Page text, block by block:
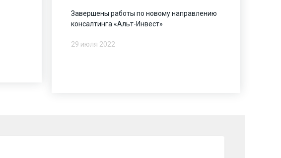
Завершены работы по новому направлению
консалтинга «Альт-Инвест»
29 июля 2022